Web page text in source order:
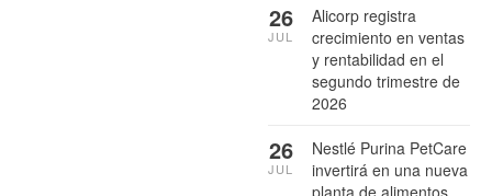
Alicorp registra
crecimiento en ventas
y rentabilidad en el
segundo trimestre de
2026
26
JUL
Nestlé Purina PetCare
invertirá en una nueva
26
JUL